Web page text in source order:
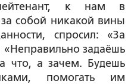
к нам в
собой никакой вины
спросил: «За
«Неправильно задаёшь
что, а зачем. Будешь
помогать им